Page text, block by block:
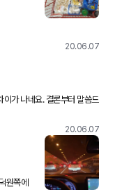
20.06.07
가 나네요. 결론부터 말씀드
20.06.07
원쪽에